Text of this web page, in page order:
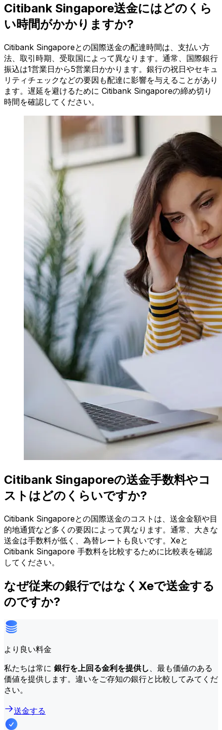
Citibank Singapore送金にはどのくら
い時間がかかりますか?
Citibank Singaporeとの国際送金の配達時間は、支払い方
法、取引時期、受取国によって異なります。通常、国際銀行
振込は1営業日から5営業日かかります。銀行の祝日やセキュ
リティチェックなどの要因も配達に影響を与えることがあり
ます。遅延を避けるために Citibank Singaporeの締め切り
時間を確認してください。
Citibank Singaporeの送金手数料やコ
ストはどのくらいですか?
Citibank Singaporeとの国際送金のコストは、送金金額や目
的地通貨など多くの要因によって異なります。通常、大きな
送金は手数料が低く、為替レートも良いです。Xeと
Citibank Singapore 手数料を比較するために比較表を確認
してください。
なぜ従来の銀行ではなくXeで送金する
のですか?
より良い料金
私たちは常に 銀行を上回る金利を提供し 、最も価値のある
価値を提供します。違いをご存知の銀行と比較してみてくだ
さい。
送金する